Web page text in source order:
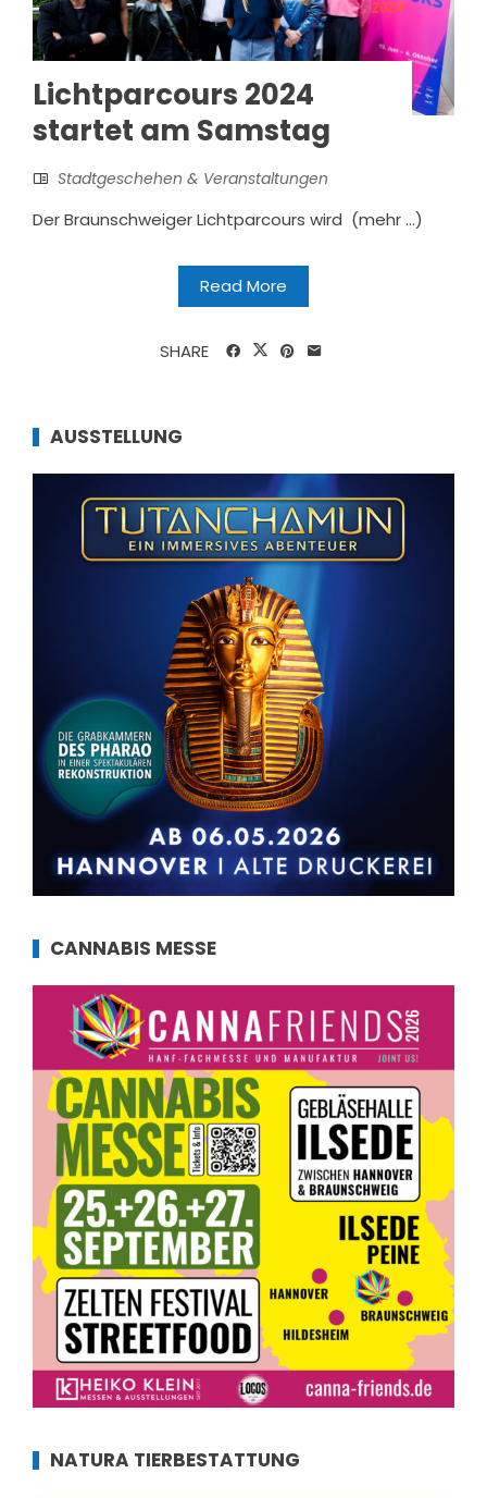
Lichtparcours 2024
startet am Samstag
Stadtgeschehen & Veranstaltungen
Der Braunschweiger Lichtparcours wird (mehr …)
Read More
SHARE
AUSSTELLUNG
CANNABIS MESSE
NATURA TIERBESTATTUNG